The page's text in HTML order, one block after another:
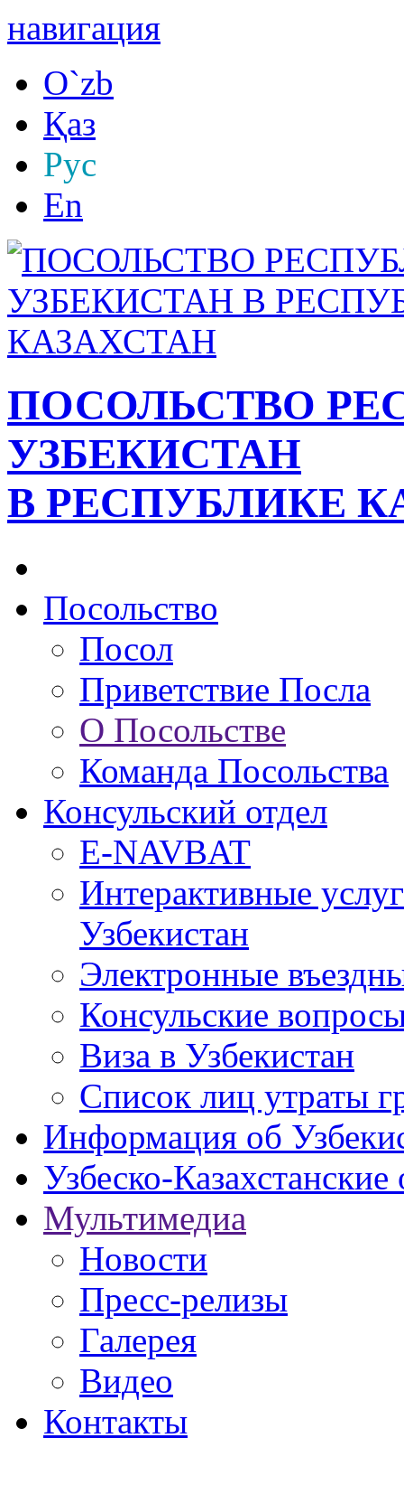
навигация
O`zb
Қаз
Рус
En
ПОСОЛЬСТВО
УЗБЕКИСТАН
В РЕСПУБЛИКЕ
Посольство
Посол
Приветствие Посла
О Посольстве
Команда Посольства
Консульский отдел
E-NAVBAT
Интерактивные
Узбекистан
Электронные
Консульские
Виза в Узбекистан
Список лиц утраты
Информация об
Узбеско-
Мультимедиа
Новости
Пресс-релизы
Галерея
Видео
Контакты